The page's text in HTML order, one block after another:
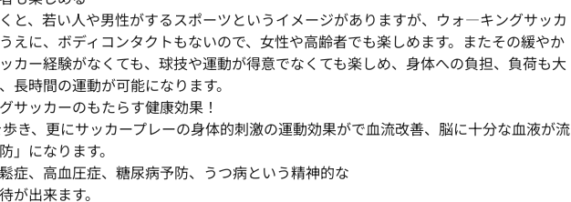
と、若い人や男性がするスポーツというイメージがありますが、ウォ―キングサッカ
えに、ボディコンタクトもないので、女性や高齢者でも楽しめます。またその緩やか
カー経験がなくても、球技や運動が得意でなくても楽しめ、身体への負担、負荷も大
長時間の運動が可能になります。
ッカーのもたらす健康効果！
き、更にサッカープレーの身体的刺激の運動効果がで血流改善、脳に十分な血液が流
」になります。
症、高血圧症、糖尿病予防、うつ病という精神的な
が出来ます。